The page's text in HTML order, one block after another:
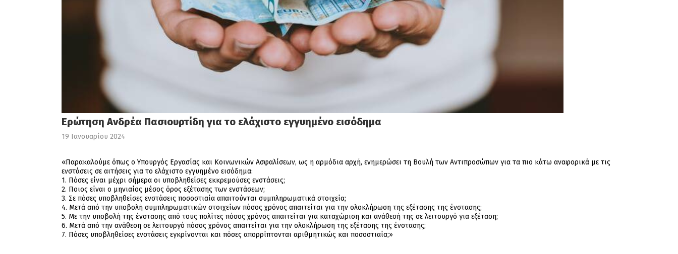
Ερώτηση Ανδρέα Πασιουρτίδη για το ελάχιστο εγγυημένο εισόδημα
19 Ιανουαρίου 2024
«Παρακαλούμε όπως ο Υπουργός Εργασίας και Κοινωνικών Ασφαλίσεων, ως η αρμόδια αρχή, ενημερώσει τη Βουλή των Αντιπροσώπων για τα πιο κάτω αναφορικά με τις
ενστάσεις σε αιτήσεις για το ελάχιστο εγγυημένο εισόδημα:
1. Πόσες είναι μέχρι σήμερα οι υποβληθείσες εκκρεμούσες ενστάσεις;
2. Ποιος είναι ο μηνιαίος μέσος όρος εξέτασης των ενστάσεων;
3. Σε πόσες υποβληθείσες ενστάσεις ποσοστιαία απαιτούνται συμπληρωματικά στοιχεία;
4. Μετά από την υποβολή συμπληρωματικών στοιχείων πόσος χρόνος απαιτείται για την ολοκλήρωση της εξέτασης της ένστασης;
5. Με την υποβολή της ένστασης από τους πολίτες πόσος χρόνος απαιτείται για καταχώριση και ανάθεσή της σε λειτουργό για εξέταση;
6. Μετά από την ανάθεση σε λειτουργό πόσος χρόνος απαιτείται για την ολοκλήρωση της εξέτασης της ένστασης;
7. Πόσες υποβληθείσες ενστάσεις εγκρίνονται και πόσες απορρίπτονται αριθμητικώς και ποσοστιαία;»